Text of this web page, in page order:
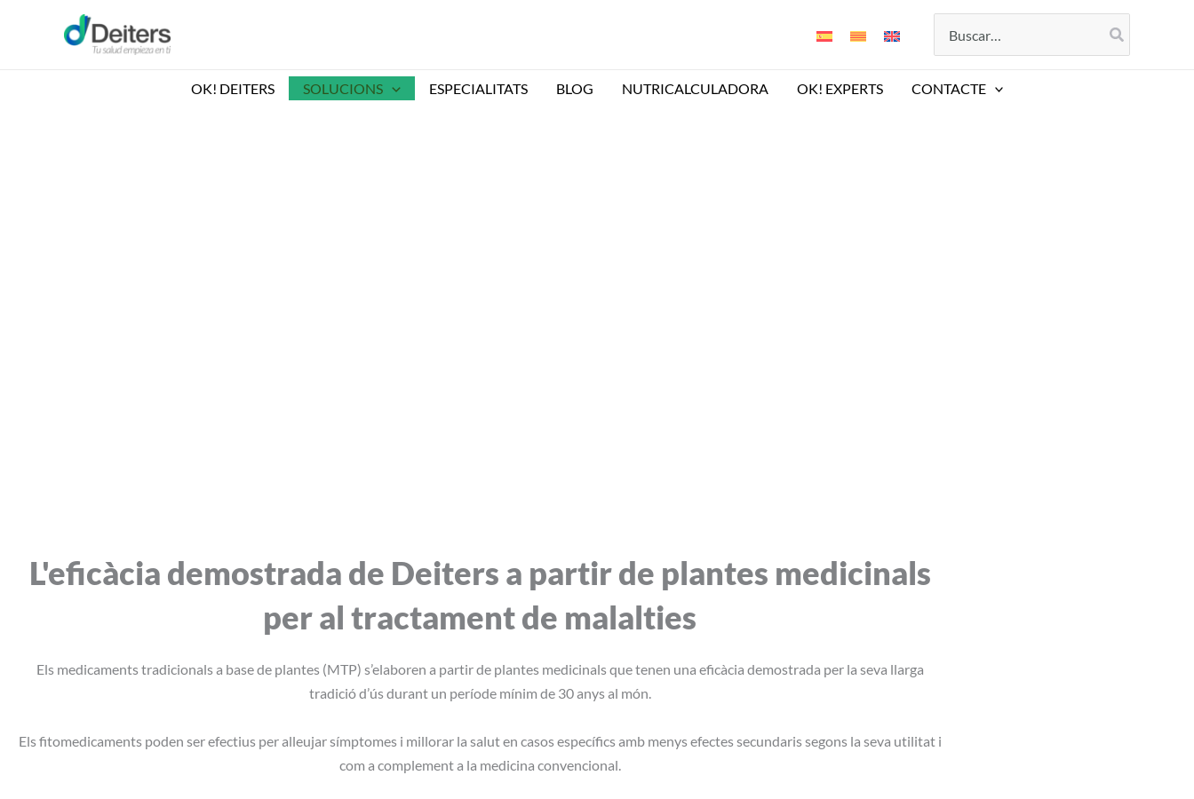
for:
OK! DEITERS SOLUCIONS ESPECIALITATS BLOG NUTRICALCULADORA OK! EXPERTS CONTACTE
Ok!MTP
L'eficàcia demostrada de Deiters a partir de plantes medicinals
per al tractament de malalties
Els medicaments tradicionals a base de plantes (MTP) s’elaboren a partir de plantes medicinals que tenen una eficàcia demostrada per la seva llarga
tradició d’ús durant un període mínim de 30 anys al món.
Els fitomedicaments poden ser efectius per alleujar símptomes i millorar la salut en casos específics amb menys efectes secundaris segons la seva utilitat i
com a complement a la medicina convencional.